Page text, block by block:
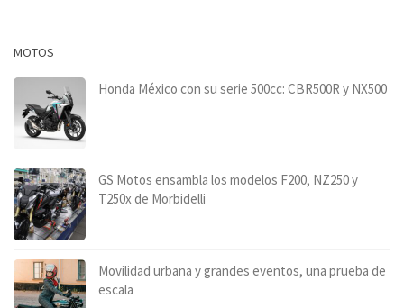
MOTOS
Honda México con su serie 500cc: CBR500R y NX500
GS Motos ensambla los modelos F200, NZ250 y
T250x de Morbidelli
Movilidad urbana y grandes eventos, una prueba de
escala